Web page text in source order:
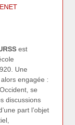
est
Une
engagée :
se
discussions
part l’objet